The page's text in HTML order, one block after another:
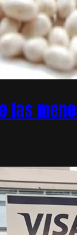
las